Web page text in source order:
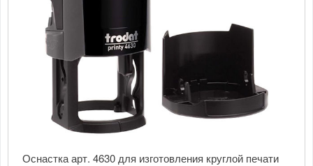
Оснастка арт. 4630 для изготовления круглой печати